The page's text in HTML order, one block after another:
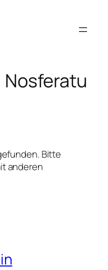
Nosferatu
Bitte
anderen